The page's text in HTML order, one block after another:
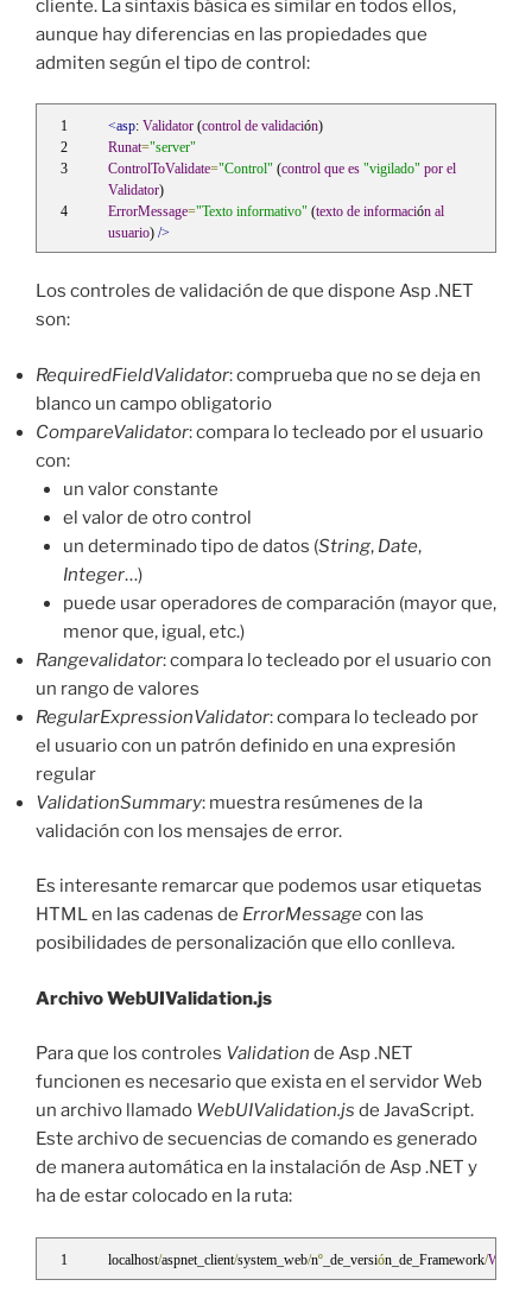
cliente. La sintaxis básica es similar en todos ellos,
aunque hay diferencias en las propiedades que
admiten según el tipo de control:
<asp: Validator (control de validación)
Runat="server"
ControlToValidate="Control" (control que es "vigilado" por el
Validator)
ErrorMessage="Texto informativo" (texto de información al
usuario) />
Los controles de validación de que dispone Asp .NET
son:
RequiredFieldValidator: comprueba que no se deja en
blanco un campo obligatorio
CompareValidator: compara lo tecleado por el usuario
con:
un valor constante
el valor de otro control
un determinado tipo de datos (String, Date,
Integer…)
puede usar operadores de comparación (mayor que,
menor que, igual, etc.)
Rangevalidator: compara lo tecleado por el usuario con
un rango de valores
RegularExpressionValidator: compara lo tecleado por
el usuario con un patrón definido en una expresión
regular
ValidationSummary: muestra resúmenes de la
validación con los mensajes de error.
Es interesante remarcar que podemos usar etiquetas
HTML en las cadenas de ErrorMessagecon las
posibilidades de personalización que ello conlleva.
Archivo WebUIValidation.js
Para que los controles Validation de Asp .NET
funcionen es necesario que exista en el servidor Web
un archivo llamado WebUIValidation.js de JavaScript.
Este archivo de secuencias de comando es generado
de manera automática en la instalación de Asp .NET y
ha de estar colocado en la ruta:
localhost/aspnet_client/system_web/nº _de_versión_de_Framework/